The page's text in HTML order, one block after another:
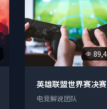
英雄联盟世界赛决赛
电竞解说团队